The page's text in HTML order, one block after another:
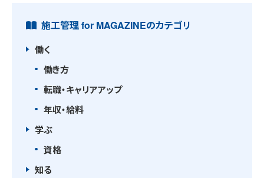
施工管理 for MAGAZINEのカテゴリ
働く
働き方
転職・キャリアアップ
年収・給料
学ぶ
資格
知る